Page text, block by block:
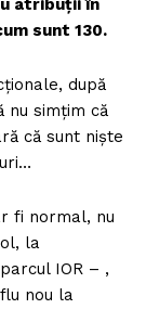
atribuţii în
sunt 130.
după
nu simțim că
că sunt niște
fi normal, nu
la
IOR – ,
nou la